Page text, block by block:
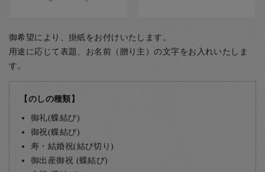
御希望により、掛紙をお付けいたします。
用途に応じて表題、お名前（贈り主）の文字をお入れいたしま
す。
【のしの種類】
御礼(蝶結び)
御祝(蝶結び)
寿・結婚祝(結び切り)
御出産御祝 (蝶結び)